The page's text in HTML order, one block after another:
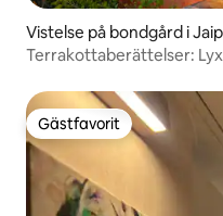
Vistelse på bondgård i
Terrakottaberättelser:
Gästfavorit
Gästfavorit